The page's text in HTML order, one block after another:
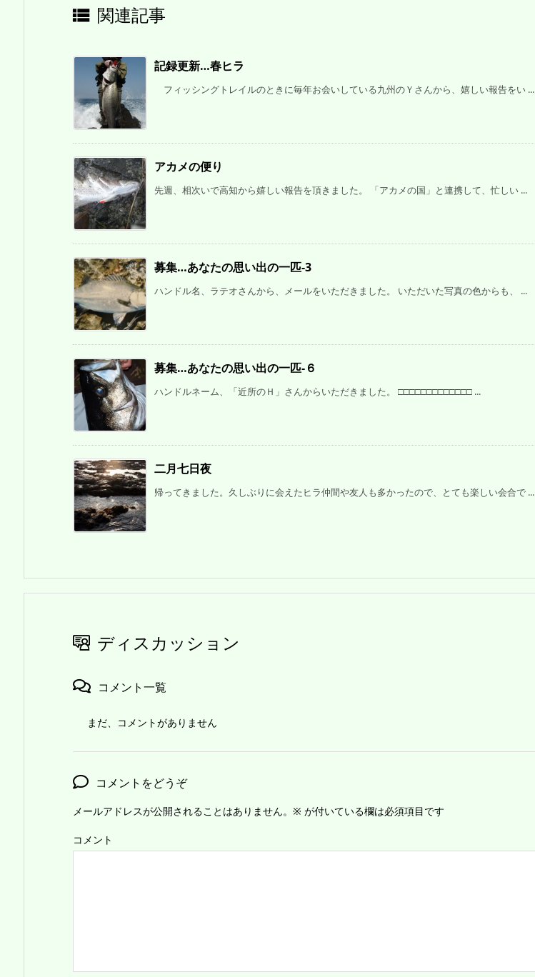
 関連記事
記録更新…春ヒラ
フィッシングトレイルのときに毎年お会いしている九州のＹさんから、嬉しい報告をい ...
アカメの便り
先週、相次いで高知から嬉しい報告を頂きました。 「アカメの国」と連携して、忙しい ...
募集…あなたの思い出の一匹-3
ハンドル名、ラテオさんから、メールをいただきました。 いただいた写真の色からも、 ...
募集…あなたの思い出の一匹‐６
ハンドルネーム、「近所のＨ」さんからいただきました。 □□□□□□□□□□□□□ ...
二月七日夜
帰ってきました。久しぶりに会えたヒラ仲間や友人も多かったので、とても楽しい会合で ...
ディスカッション
コメント一覧
まだ、コメントがありません
コメントをどうぞ
メールアドレスが公開されることはありません。 ※ が付いている欄は必須項目です
コメント